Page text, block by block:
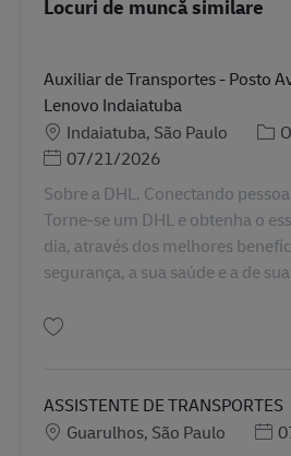
Locuri de muncă similare
Auxiliar de Transportes - Posto
Lenovo Indaiatuba
Locație
Indaiatuba, São Paulo
Posted Date
07/21/2026
Sobre a DHL. Conectando
Torne-se um DHL e obtenha o
dia, através dos melhores
segurança, a sua saúde e a de
ASSISTENTE DE TRANSPORTES
Locație
Guarulhos, São Paulo